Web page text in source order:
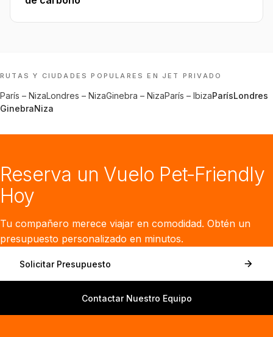
RUTAS Y CIUDADES POPULARES EN JET PRIVADO
París – NizaLondres – NizaGinebra – NizaParís – IbizaParísLondres
GinebraNiza
Reserva un Vuelo Pet-Friendly
Hoy
Tu compañero merece viajar en comodidad. Obtén un
presupuesto personalizado en minutos.
Solicitar Presupuesto
Contactar Nuestro Equipo